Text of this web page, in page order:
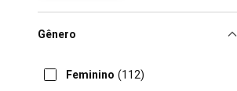
Gênero
Feminino (112)